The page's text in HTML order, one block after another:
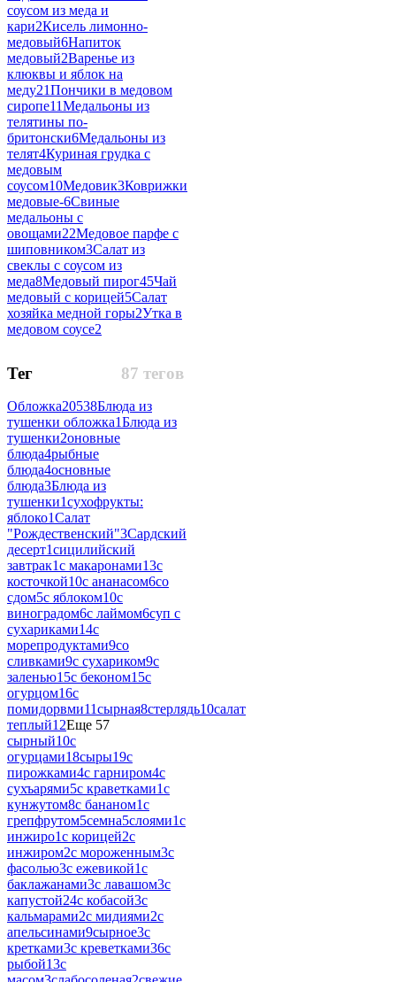
соусом из меда и
кари2Кисель лимонно-
медовый6Напиток
медовый2Варенье из
клюквы и яблок на
меду21Пончики в медовом
сиропе11Медальоны из
телятины по-
бритонски6Медальоны из
телят4Куриная грудка с
медовым
соусом10Медовик3Коврижки
медовые-6Свиные
медальоны с
овощами22Медовое парфе с
шиповником3Салат из
свеклы с соусом из
меда8Медовый пирог45Чай
медовый с корицей5Салат
хозяйка медной горы2Утка в
медовом соусе2
87 тегов
Тег
Обложка20538Блюда из
тушенки обложка1Блюда из
тушенки2оновные
блюда4рыбные
блюда4основные
блюда3Блюда из
тушенки1сухофрукты:
яблоко1Салат
"Рождественский"3Сардский
десерт1сицилийский
завтрак1с макаронами13с
косточкой10с ананасом6со
сдом5с яблоком10с
виноградом6с лаймом6суп с
сухариками14с
морепродуктами9со
сливками9с сухариком9с
заленью15с беконом15с
огурцом16с
помидорвми11сырная8стерлядь10салат
теплый12Еще 57
сырный10с
огурцами18сыры19с
пирожками4с гарниром4с
сухъарями5с краветками1с
кунжутом8с бананом1с
грепфрутом5семна5слоями1с
инжиро1с корицей2с
инжиром2с мороженным3с
фасолью3с ежевикой1с
баклажанами3с лавашом3с
капустой24с кобасой3с
кальмарами2с мидиями2с
апельсинами9сырное3с
кретками3с креветками36с
рыбой13с